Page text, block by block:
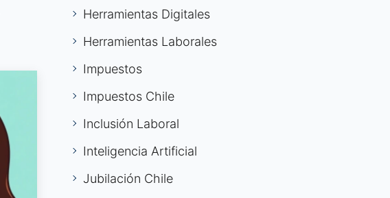
Herramientas Digitales
Herramientas Laborales
Impuestos
Impuestos Chile
Inclusión Laboral
Inteligencia Artificial
Jubilación Chile